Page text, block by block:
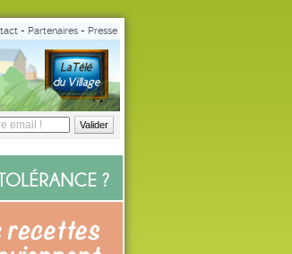
- Partenaires - Presse